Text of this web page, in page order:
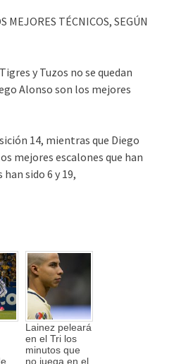
MEJORES TÉCNICOS, SEGÚN
y Tuzos no se quedan
Alonso son los mejores
14, mientras que Diego
mejores escalones que han
sido 6 y 19,
Lainez peleará
en el Tri los
minutos que
no juega en el